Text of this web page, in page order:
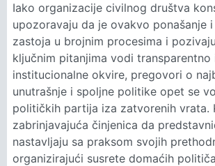
Iako organizacije civilnog društva
upozoravaju da je ovakvo ponašanje
zastoja u brojnim procesima i
ključnim pitanjima vodi transparentno
institucionalne okvire, pregovori o
unutrašnje i spoljne politike opet se
političkih partija iza zatvorenih vrata.
zabrinjavajuća činjenica da
nastavljaju sa praksom svojih
organizirajući susrete domaćih